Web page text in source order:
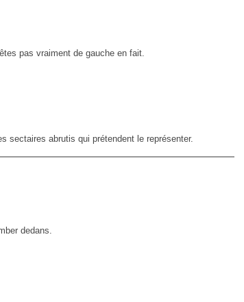
pas vraiment de gauche en fait.
sectaires abrutis qui prétendent le représenter.
dedans.